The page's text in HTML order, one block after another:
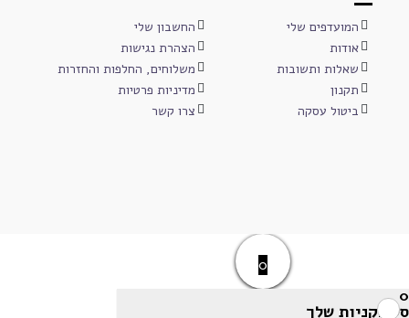
המועדפים שלי
החשבון שלי
אודות
הצהרת נגישות
שאלות ותשובות
משלוחים, החלפות והחזרות
תקנון
מדיניות פרטיות
ביטול עסקה
צרו קשר
0
0
סל הקניות שלך